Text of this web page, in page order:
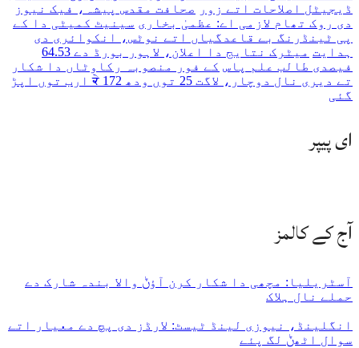
ڈیجیٹل اصلاحات اتے زور
صحافت مقدس پیشہ، فیک نیوز
دی روک تھام لازمی اے: عظمیٰ بخاری سینیٹ کمیٹی دا کے
پی ٹینڈرنگ بے قاعدگیاں اتے نوٹس، انکوائری دی
ہدایت
میٹرک نتایج دا اعلان، لاہور بورڈ دے 64.53
فیصدی طالب علم پاس کے فور منصوبہ رکاوٹاں دا شکار
تے دیری نال دوچار، لاگت 25 توں ودھ ਕੇ 172 ارب توں اپڑ
گئی
ای پیپر
آج کے کالمز
آسٹریلیا: مچھی دا شکار کرن آؤݨ والا بندہ شارک دے
حملے نال ہلاک
انگلینڈ، نیوزی لینڈ ٹیسٹ: لارڈز دی پچ دے معیار اتے
سوال اٹھݨ لگ پئے